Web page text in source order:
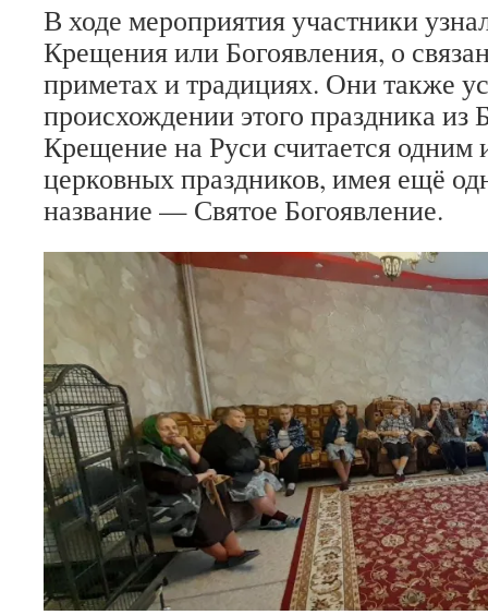
В ходе мероприятия участники
Крещения или Богоявления, о
приметах и традициях. Они также
происхождении этого праздника из
Крещение на Руси считается одним
церковных праздников, имея ещё
название — Святое Богоявление.